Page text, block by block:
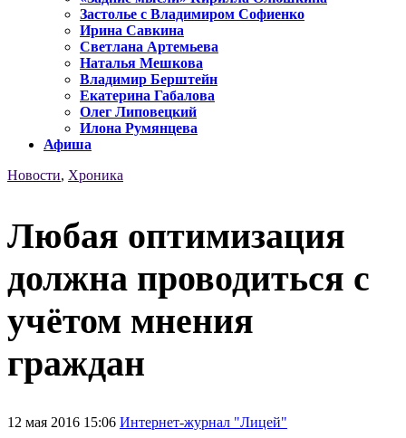
Застолье с Владимиром Софиенко
Ирина Савкина
Светлана Артемьева
Наталья Мешкова
Владимир Берштейн
Екатерина Габалова
Олег Липовецкий
Илона Румянцева
Афиша
Новости, Хроника
Любая оптимизация
должна проводиться с
учётом мнения
граждан
12 мая 2016 15:06 Интернет-журнал "Лицей"